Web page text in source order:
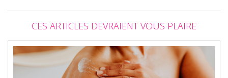
CES ARTICLES DEVRAIENT VOUS PLAIRE